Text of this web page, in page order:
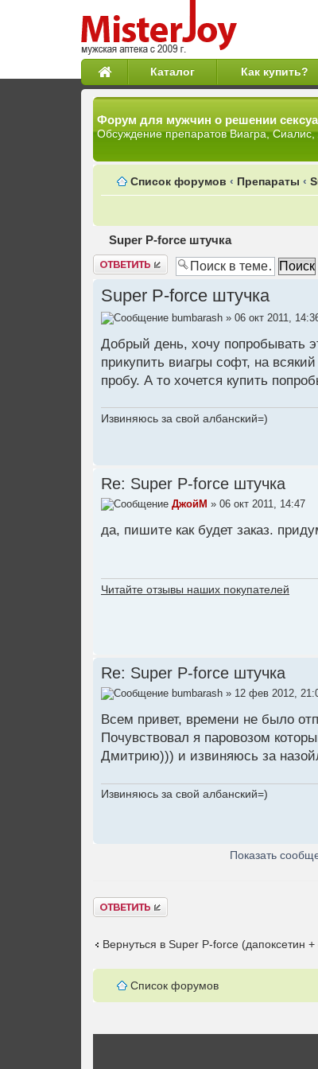
Каталог Как купить?
Форум для мужчин о решении
Обсуждение препаратов Виагра, Сиалис,
Список форумов ‹ Препараты ‹
Super P-force штучка
Ответить
Super P-force штучка
bumbarash » 06 окт 2011,
Добрый день, хочу попробывать
прикупить виагры софт, на
пробу. А то хочется купить
Извиняюсь за свой албанский=)
Re: Super P-force штучка
ДжойМ » 06 окт 2011, 14:47
да, пишите как будет заказ.
Читайте отзывы наших покупателей
Re: Super P-force штучка
bumbarash » 12 фев 2012,
Всем привет, времени не было
Почувствовал я паровозом
Дмитрию))) и извиняюсь за
Извиняюсь за свой албанский=)
Показать
Ответить
Вернуться в Super P-force (дапоксетин
Список форумов